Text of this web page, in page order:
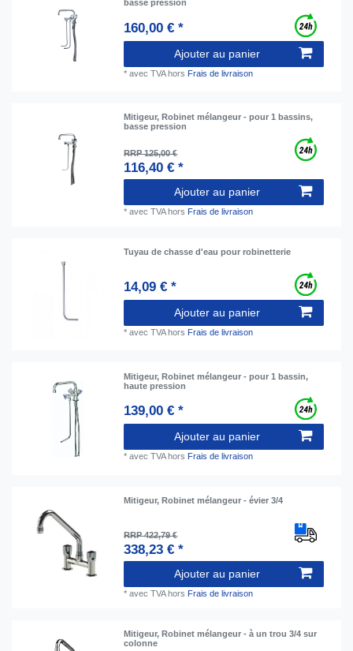
basse pression
160,00 € *
Ajouter au panier
*avec TVAhors Frais de livraison
Mitigeur, Robinet mélangeur - pour 1 bassins,
basse pression
RRP 125,00 €
116,40 € *
Ajouter au panier
*avec TVAhors Frais de livraison
Tuyau de chasse d'eau pour robinetterie
14,09 € *
Ajouter au panier
*avec TVAhors Frais de livraison
Mitigeur, Robinet mélangeur - pour 1 bassin,
haute pression
139,00 € *
Ajouter au panier
*avec TVAhors Frais de livraison
Mitigeur, Robinet mélangeur - évier 3/4
RRP 422,79 €
338,23 € *
Ajouter au panier
*avec TVAhors Frais de livraison
Mitigeur, Robinet mélangeur - à un trou 3/4 sur
colonne